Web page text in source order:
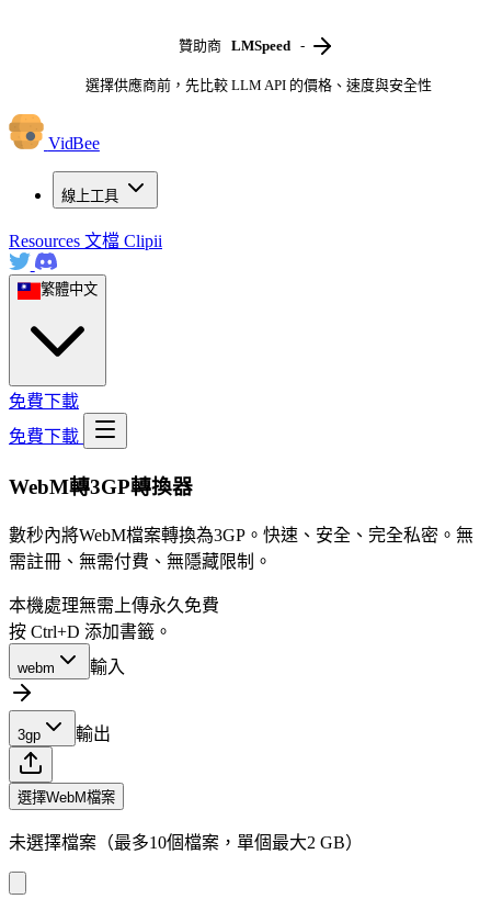
贊助商 LMSpeed -
選擇供應商前，先比較 LLM API 的價格、速度與安全性
VidBee
線上工具
Resources 文檔 Clipii
繁體中文
免費下載
免費下載
WebM轉3GP轉換器
數秒內將WebM檔案轉換為3GP。快速、安全、完全私密。無
需註冊、無需付費、無隱藏限制。
本機處理無需上傳永久免費
按 Ctrl+D 添加書籤。
webm 輸入
3gp 輸出
選擇WebM檔案
未選擇檔案（最多10個檔案，單個最大2 GB）